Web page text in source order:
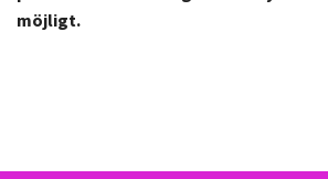
möjligt.